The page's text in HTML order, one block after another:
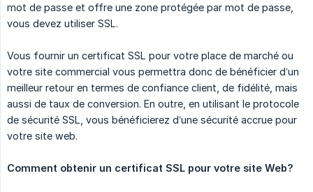
mot de passe et offre une zone protégée par mot de passe,
vous devez utiliser SSL.
Vous fournir un certificat SSL pour votre place de marché ou
votre site commercial vous permettra donc de bénéficier d’un
meilleur retour en termes de confiance client, de fidélité, mais
aussi de taux de conversion. En outre, en utilisant le protocole
de sécurité SSL, vous bénéficierez d’une sécurité accrue pour
votre site web.
Comment obtenir un certificat SSL pour votre site Web?